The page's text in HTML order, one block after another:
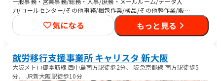
力/コールセンター/その他事務/梱包作業/検品/その他軽作業/販
売スタッフ・接客/SEプログラマ/その他IT/ヘルプデスク/CADオ
ペレーター/介護職員・ヘルパー/清掃/警備/トラック運転手/その
他
気になる もっと見る
就労移行支援事業所 キャリスタ 新大阪
大阪メトロ御堂筋線 西中島南方駅徒歩2分、 阪急京都線 南方駅徒歩5
分、 JR新大阪駅徒歩10分